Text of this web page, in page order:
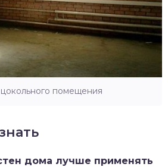
помещения
дома лучше применять